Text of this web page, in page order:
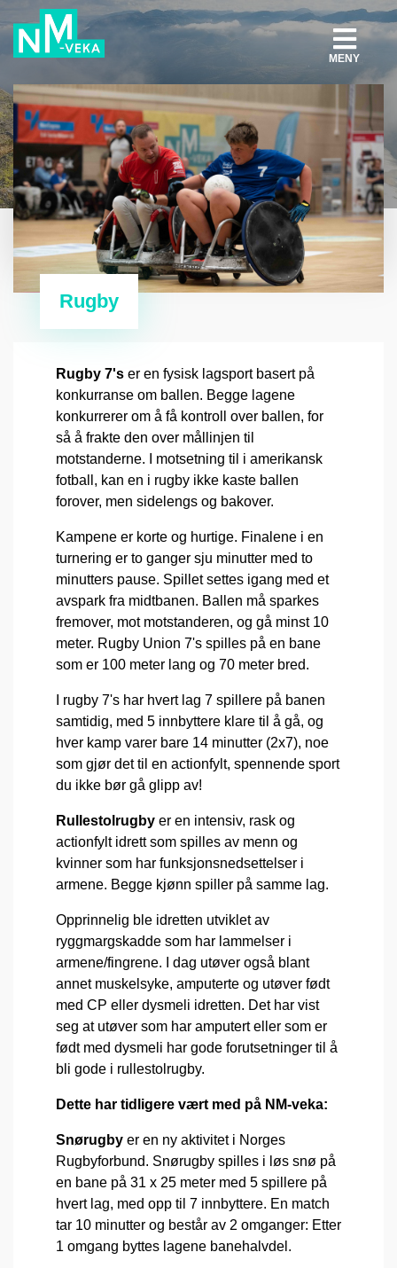
MENY
Rugby
Rugby 7's er en fysisk lagsport basert på
konkurranse om ballen. Begge lagene
konkurrerer om å få kontroll over ballen, for
så å frakte den over mållinjen til
motstanderne. I motsetning til i amerikansk
fotball, kan en i rugby ikke kaste ballen
forover, men sidelengs og bakover.
Kampene er korte og hurtige. Finalene i en
turnering er to ganger sju minutter med to
minutters pause. Spillet settes igang med et
avspark fra midtbanen. Ballen må sparkes
fremover, mot motstanderen, og gå minst 10
meter. Rugby Union 7's spilles på en bane
som er 100 meter lang og 70 meter bred.
I rugby 7's har hvert lag 7 spillere på banen
samtidig, med 5 innbyttere klare til å gå, og
hver kamp varer bare 14 minutter (2x7), noe
som gjør det til en actionfylt, spennende sport
du ikke bør gå glipp av!
Rullestolrugby er en intensiv, rask og
actionfylt idrett som spilles av menn og
kvinner som har funksjonsnedsettelser i
armene. Begge kjønn spiller på samme lag.
Opprinnelig ble idretten utviklet av
ryggmargskadde som har lammelser i
armene/fingrene. I dag utøver også blant
annet muskelsyke, amputerte og utøver født
med CP eller dysmeli idretten. Det har vist
seg at utøver som har amputert eller som er
født med dysmeli har gode forutsetninger til å
bli gode i rullestolrugby.
Dette har tidligere vært med på NM-veka:
Snørugby er en ny aktivitet i Norges
Rugbyforbund. Snørugby spilles i løs snø på
en bane på 31 x 25 meter med 5 spillere på
hvert lag, med opp til 7 innbyttere. En match
tar 10 minutter og består av 2 omganger: Etter
1 omgang byttes lagene banehalvdel.